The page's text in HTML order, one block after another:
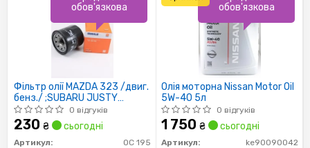
Фільтр олії MAZDA 323 /двиг.
бенз./ ;SUBARU JUSTY
H=65MM
0 відгуків
230 ₴ сьогодні
Артикул:
OC 195
обов'язкова
Олія моторна Nissan Motor Oil
5W-40 5л
0 відгуків
1 750 ₴ сьогодні
Артикул:
ke90090042
обов'язкова